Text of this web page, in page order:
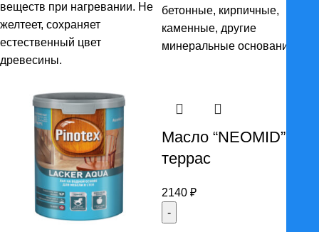
веществ при нагревании. Не
желтеет, сохраняет
естественный цвет
древесины.
бетонные, кирпичные,
каменные, другие
минеральные основания.
Масло “NEOMID” для
террас
2140 ₽